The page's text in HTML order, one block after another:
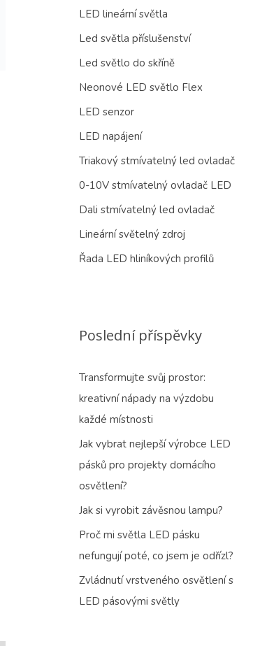
LED lineární světla
Led světla příslušenství
Led světlo do skříně
Neonové LED světlo Flex
LED senzor
LED napájení
Triakový stmívatelný led ovladač
0-10V stmívatelný ovladač LED
Dali stmívatelný led ovladač
Lineární světelný zdroj
Řada LED hliníkových profilů
Poslední příspěvky
Transformujte svůj prostor:
kreativní nápady na výzdobu
každé místnosti
Jak vybrat nejlepší výrobce LED
pásků pro projekty domácího
osvětlení?
Jak si vyrobit závěsnou lampu?
Proč mi světla LED pásku
nefungují poté, co jsem je odřízl?
Zvládnutí vrstveného osvětlení s
LED pásovými světly